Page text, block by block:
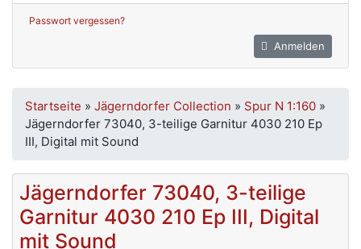
Passwort vergessen?
Anmelden
Startseite » Jägerndorfer Collection » Spur N 1:160 »
Jägerndorfer 73040, 3-teilige Garnitur 4030 210 Ep
III, Digital mit Sound
Jägerndorfer 73040, 3-teilige
Garnitur 4030 210 Ep III, Digital
mit Sound